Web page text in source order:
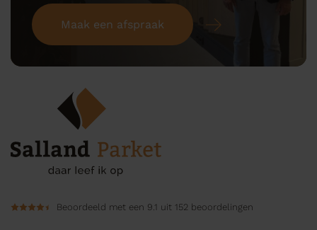
Maak een afspraak
Beoordeeld met een 9.1 uit 152 beoordelingen